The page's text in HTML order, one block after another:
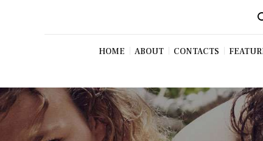
HOME ABOUT CONTACTS